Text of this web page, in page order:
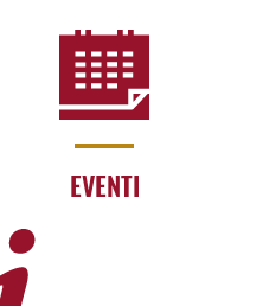
EVENTI